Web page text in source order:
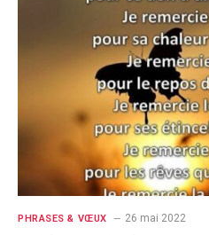
PHRASES & VŒUX 26 mai 2022